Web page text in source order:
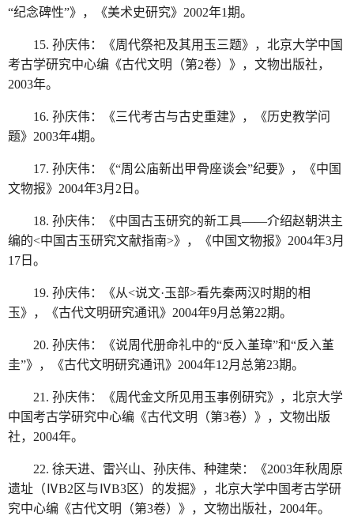
“纪念碑性”》，《美术史研究》2002年1期。
15. 孙庆伟：《周代祭祀及其用玉三题》，北京大学中国
考古学研究中心编《古代文明（第2卷）》，文物出版社，
2003年。
16. 孙庆伟：《三代考古与古史重建》，《历史教学问
题》2003年4期。
17. 孙庆伟：《“周公庙新出甲骨座谈会”纪要》，《中国
文物报》2004年3月2日。
18. 孙庆伟：《中国古玉研究的新工具——介绍赵朝洪主
编的<中国古玉研究文献指南>》，《中国文物报》2004年3月
17日。
19. 孙庆伟：《从<说文·玉部>看先秦两汉时期的相
玉》，《古代文明研究通讯》2004年9月总第22期。
20. 孙庆伟：《说周代册命礼中的“反入堇璋”和“反入堇
圭”》，《古代文明研究通讯》2004年12月总第23期。
21. 孙庆伟：《周代金文所见用玉事例研究》，北京大学
中国考古学研究中心编《古代文明（第3卷）》，文物出版
社，2004年。
22. 徐天进、雷兴山、孙庆伟、种建荣：《2003年秋周原
遗址（ⅣB2区与ⅣB3区）的发掘》，北京大学中国考古学研
究中心编《古代文明（第3卷）》，文物出版社，2004年。